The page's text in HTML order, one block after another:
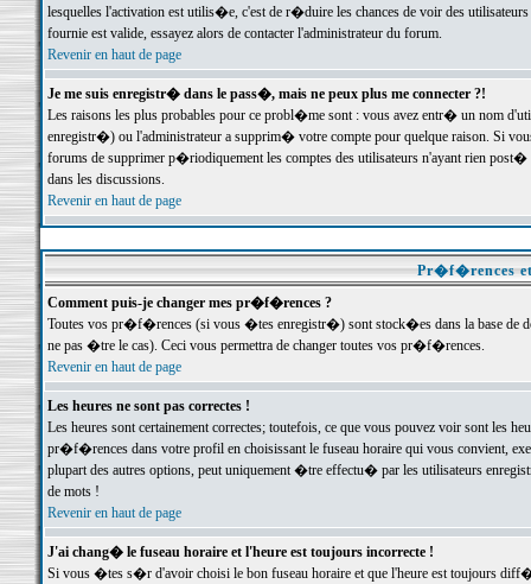
lesquelles l'activation est utilis�e, c'est de r�duire les chances de voir des
fournie est valide, essayez alors de contacter l'administrateur du forum.
Revenir en haut de page
Je me suis enregistr� dans le pass�, mais ne peux plus me connecter ?!
Les raisons les plus probables pour ce probl�me sont : vous avez entr� un nom
enregistr�) ou l'administrateur a supprim� votre compte pour quelque raison. Si
forums de supprimer p�riodiquement les comptes des utilisateurs n'ayant rien
dans les discussions.
Revenir en haut de page
Pr�f�rences
Comment puis-je changer mes pr�f�rences ?
Toutes vos pr�f�rences (si vous �tes enregistr�) sont stock�es dans la base de
ne pas �tre le cas). Ceci vous permettra de changer toutes vos pr�f�rences.
Revenir en haut de page
Les heures ne sont pas correctes !
Les heures sont certainement correctes; toutefois, ce que vous pouvez voir sont
pr�f�rences dans votre profil en choisissant le fuseau horaire qui vous convient,
plupart des autres options, peut uniquement �tre effectu� par les utilisateurs
de mots !
Revenir en haut de page
J'ai chang� le fuseau horaire et l'heure est toujours incorrecte !
Si vous �tes s�r d'avoir choisi le bon fuseau horaire et que l'heure est toujours